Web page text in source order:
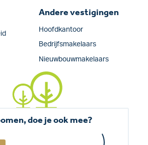
Andere vestigingen
Hoofdkantoor
Bedrijfsmakelaars
Nieuwbouwmakelaars
doe je ook mee?